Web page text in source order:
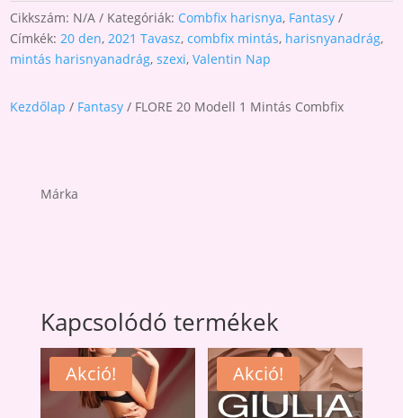
Cikkszám: N/A Kategóriák: Combfix harisnya, Fantasy
Címkék:20 den,2021 Tavasz,combfix mintás, harisnyanadrág,
mintás harisnyanadrág,szexi,Valentin Nap
Kezdőlap / Fantasy / FLORE 20 Modell 1 Mintás Combfix
Márka
Kapcsolódó termékek
Akció! Akció!